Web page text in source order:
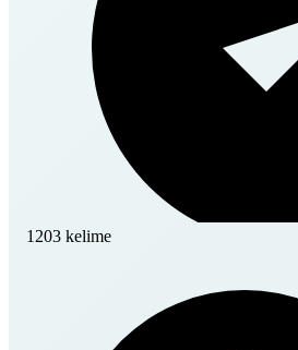
1203 kelime